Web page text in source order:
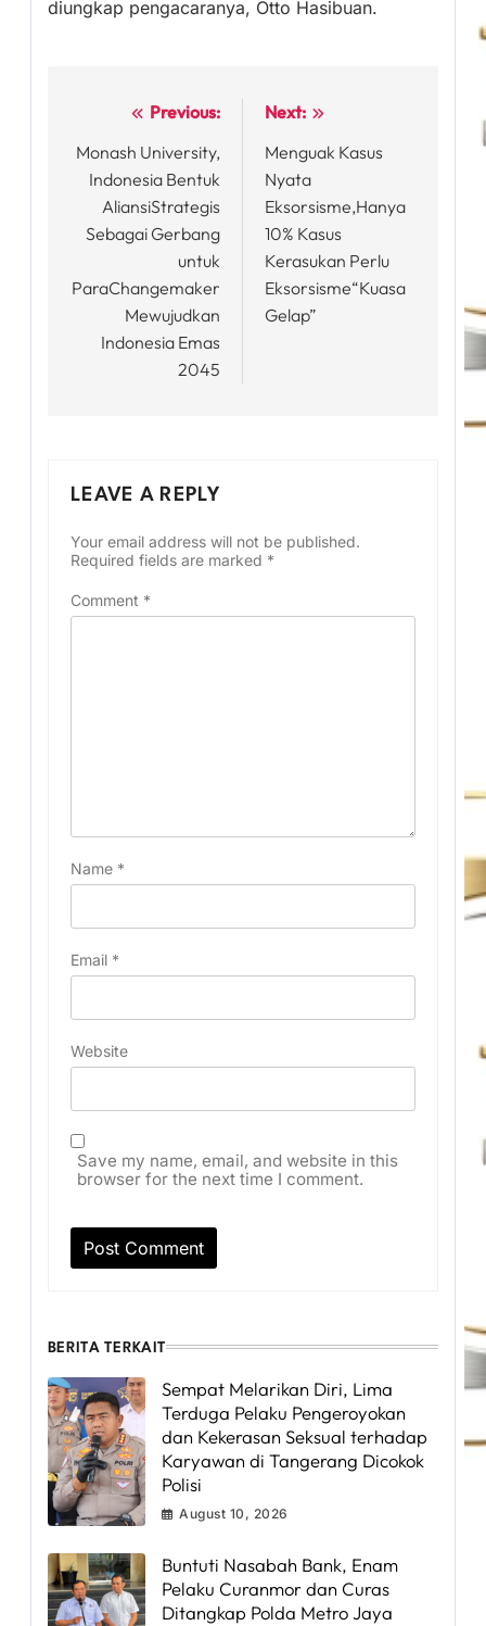
diungkap pengacaranya, Otto Hasibuan.
navigation
Previous:
Monash University,
Indonesia Bentuk
AliansiStrategis
Sebagai Gerbang
untuk
ParaChangemaker
Mewujudkan
Indonesia Emas
2045
Next:
Menguak Kasus
Nyata
Eksorsisme,Hanya
10% Kasus
Kerasukan Perlu
Eksorsisme“Kuasa
Gelap”
LEAVE A REPLY
Your email address will not be published.
Required fields are marked *
Comment *
Name *
Email *
Website
Save my name, email, and website in this
browser for the next time I comment.
BERITA TERKAIT
Sempat Melarikan Diri, Lima
Terduga Pelaku Pengeroyokan
dan Kekerasan Seksual terhadap
Karyawan di Tangerang Dicokok
Polisi
August 10, 2026
Buntuti Nasabah Bank, Enam
Pelaku Curanmor dan Curas
Ditangkap Polda Metro Jaya